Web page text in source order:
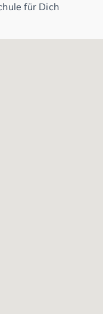
für Dich